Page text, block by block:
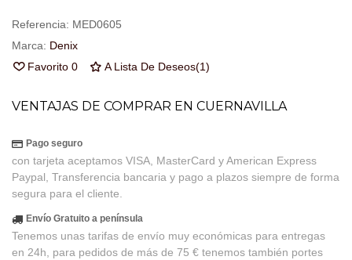
Referencia: MED0605
Marca: Denix
Favorito 0 A Lista De Deseos(1)
VENTAJAS DE COMPRAR EN CUERNAVILLA
Pago seguro
con tarjeta aceptamos VISA, MasterCard y American Express
Paypal, Transferencia bancaria y pago a plazos siempre de forma
segura para el cliente.
Envío Gratuito a península
Tenemos unas tarifas de envío muy económicas para entregas
en 24h, para pedidos de más de 75 € tenemos también portes